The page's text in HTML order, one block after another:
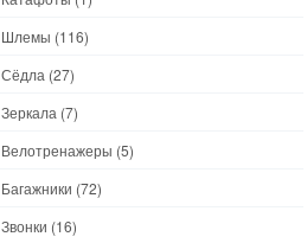
Шлемы (116)
Сёдла (27)
Зеркала (7)
Велотренажеры (5)
Багажники (72)
Звонки (16)